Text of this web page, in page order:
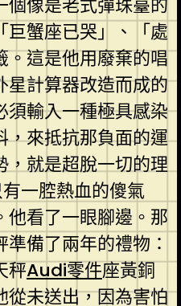
個像是老式彈珠臺的
巨蟹座已哭」、「處
。這是他用廢棄的唱
星計算器改造而成的
須輸入一種極具感染
，來抵抗那負面的運
，就是超脫一切的理
一腔熱血的傻氣
他看了一眼腳邊。那
備了兩年的禮物：
秤Audi零件座黃銅
從未送出，因為害怕